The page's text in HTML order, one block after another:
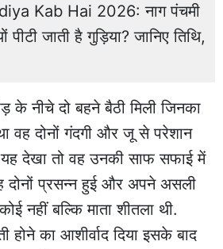
Kab Hai 2026: नाग पंचमी
जाती है गुड़िया? जानिए तिथि,
नीचे दो बहने बैठी मिली जिनका
वह दोनों गंदगी और जू से परेशान
देखा तो वह उनकी साफ सफाई में
प्रसन्न हुई और अपने असली
नहीं बल्कि माता शीतला थी.
होने का आशीर्वाद दिया इसके बाद